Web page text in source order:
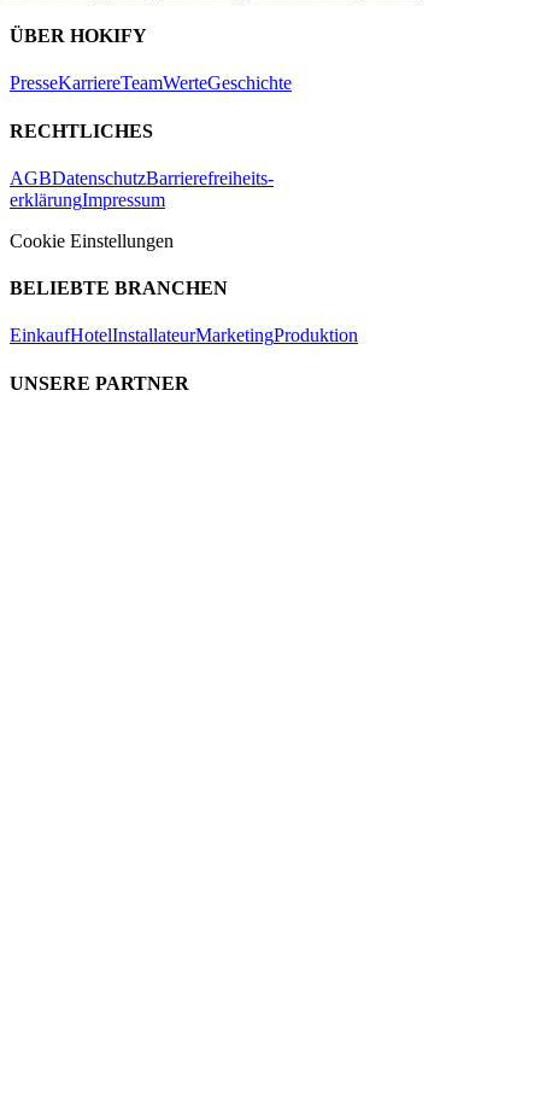
ÜBER HOKIFY
PresseKarriereTeamWerteGeschichte
RECHTLICHES
AGBDatenschutzBarrierefreiheits-
erklärungImpressum
Cookie Einstellungen
BELIEBTE BRANCHEN
EinkaufHotelInstallateurMarketingProduktion
UNSERE PARTNER